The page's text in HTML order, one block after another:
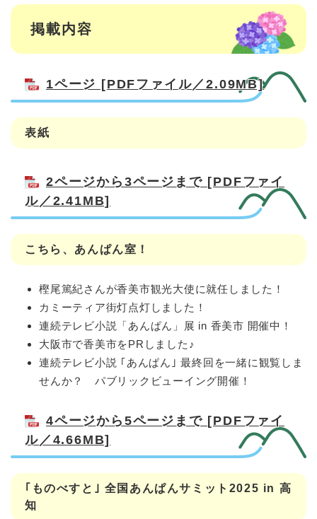
掲載内容
1ページ [PDFファイル／2.09MB]
表紙
2ページから3ページまで [PDFファイ
ル／2.41MB]
こちら、あんぱん室！
樫尾篤紀さんが香美市観光大使に就任しました！
カミーティア街灯点灯しました！
連続テレビ小説「あんぱん」展 in 香美市 開催中！
大阪市で香美市をPRしました♪
連続テレビ小説 ｢あんぱん｣ 最終回を一緒に観覧しま
せんか？ パブリックビューイング開催！
4ページから5ページまで [PDFファイ
ル／4.66MB]
｢ものべすと｣ 全国あんぱんサミット2025 in 高
知